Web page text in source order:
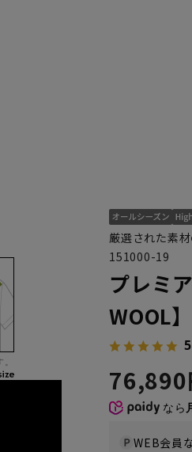
BE7 BE8
厳選された素
151000-19
プレミ
WOOL
76,890
なら
WEB会員